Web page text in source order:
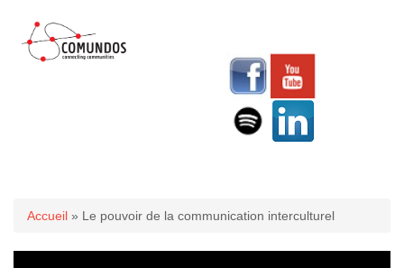
Vous êtes ici
Accueil » Le pouvoir de la communication interculturel